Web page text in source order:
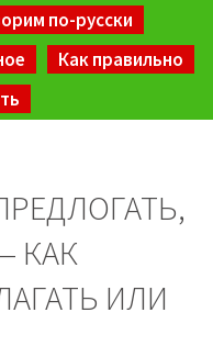
по-русски
Как правильно
КАК
ИЛИ